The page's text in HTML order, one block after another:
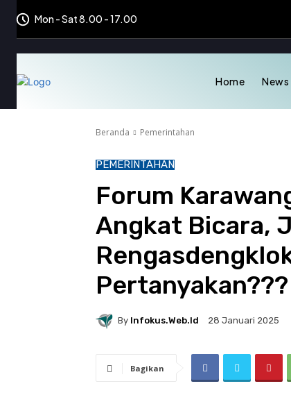
Mon - Sat 8.00 - 17.00
Home News
Beranda Pemerintahan
PEMERINTAHAN
Forum
Angkat Bicara,
Pertanyakan???
By Infokus.web.id 28 Januari 2025
Bagikan